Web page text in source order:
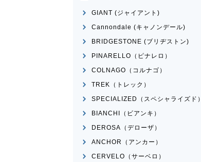
折りたたみ自転車
R＆Mbirdy Classic
買取価格
GIANT (ジャイアント)
Cannondale (キャノンデール)
BRIDGESTONE (ブリヂストン)
PINARELLO（ピナレロ）
COLNAGO（コルナゴ）
TREK（トレック）
SPECIALIZED（スペシャライズド）
BIANCHI（ビアンキ）
DEROSA（デローザ）
ANCHOR（アンカー）
CERVELO（サーベロ）